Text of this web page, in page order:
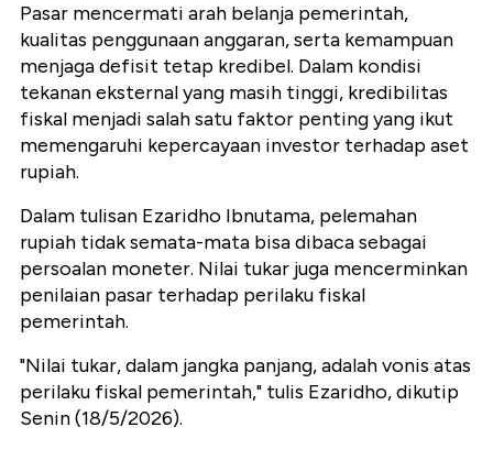
Pasar mencermati arah belanja pemerintah,
kualitas penggunaan anggaran, serta kemampuan
menjaga defisit tetap kredibel. Dalam kondisi
tekanan eksternal yang masih tinggi, kredibilitas
fiskal menjadi salah satu faktor penting yang ikut
memengaruhi kepercayaan investor terhadap aset
rupiah.
Dalam tulisan Ezaridho Ibnutama, pelemahan
rupiah tidak semata-mata bisa dibaca sebagai
persoalan moneter. Nilai tukar juga mencerminkan
penilaian pasar terhadap perilaku fiskal
pemerintah.
"Nilai tukar, dalam jangka panjang, adalah vonis atas
perilaku fiskal pemerintah," tulis Ezaridho, dikutip
Senin (18/5/2026).